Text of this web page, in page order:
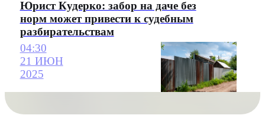
Юрист Кудерко: забор на даче без
норм может привести к судебным
разбирательствам
04:30
21 ИЮН
2025